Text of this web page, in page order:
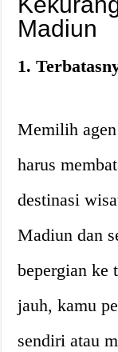
Madiun
1.
Memilih
harus
destinasi
Madiun dan
bepergian ke
jauh, kamu
sendiri atau